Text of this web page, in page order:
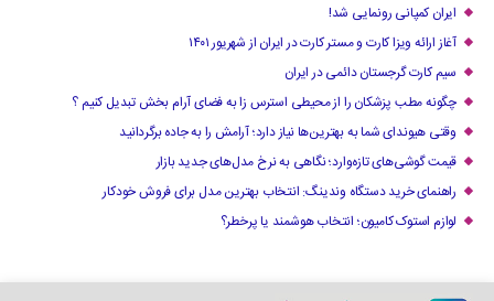
ایران کمپانی رونمایی شد!
آغاز ارائه ویزا کارت و مستر کارت در ایران از شهریور ۱۴۰۱
سیم کارت گرجستان دائمی در ایران
چگونه مطب پزشکان را از محیطی استرس زا به فضای آرام بخش تبدیل کنیم ؟
وقتی هیوندای شما به بهترین‌ها نیاز دارد؛ آرامش را به جاده برگردانید
قیمت گوشی‌های تازه‌وارد؛ نگاهی به نرخ مدل‌های جدید بازار
راهنمای خرید دستگاه وندینگ: انتخاب بهترین مدل برای فروش خودکار
لوازم استوک کامیون؛ انتخاب هوشمند یا پرخطر؟